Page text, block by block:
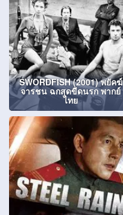
SWORDFISH (2001) พยัคฆ์
จารชน ฉกสุดขีดนรก พากย์
ไทย